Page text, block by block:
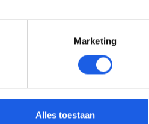
Marketing
Alles toestaan